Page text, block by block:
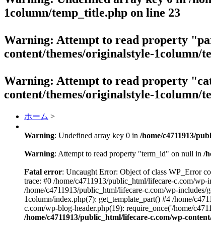
1column/temp_title.php on line 23
Warning: Attempt to read property
content/themes/originalstyle-1column/
Warning: Attempt to read property
content/themes/originalstyle-1column/
ホーム >
Warning: Undefined array key 0 in /home/c4711913/
Warning: Attempt to read property "term_id" on null in /
Fatal error: Uncaught Error: Object of class WP_Error
trace: #0 /home/c4711913/public_html/lifecare-c.com/
/home/c4711913/public_html/lifecare-c.com/wp-includes/
1column/index.php(7): get_template_part() #4 /home/
c.com/wp-blog-header.php(19): require_once('/home/
/home/c4711913/public_html/lifecare-c.com/wp-